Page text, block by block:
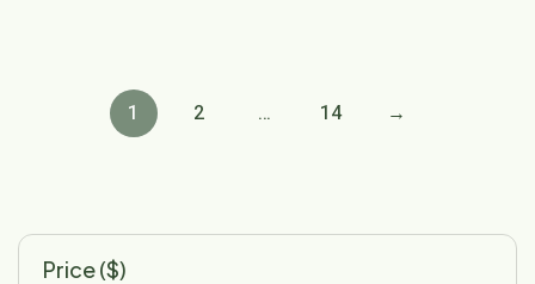
1 2 … 14 →
Price ($)